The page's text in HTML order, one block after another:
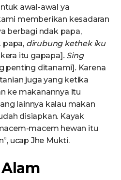
awal-awal ya
memberikan kesadaran
berbagi ndak papa,
papa, dirubung kethek iku
itu gapapa]. Sing
penting ditanami]. Karena
juga yang ketika
ke makanannya itu
lainnya kalau makan
disiapkan. Kayak
macem hewan itu
ucap Jhe Mukti.